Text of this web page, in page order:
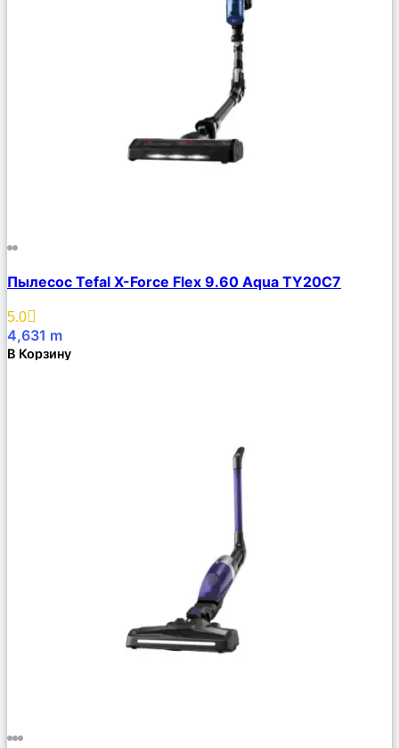
Описание
Избранное
Пылесос Tefal X-Force Flex 9.60 Aqua TY20C7
5.0
4,631 m
В Корзину